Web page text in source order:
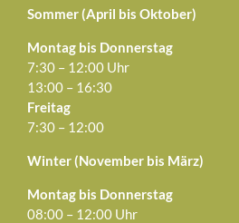
Sommer (April bis Oktober)
Montag bis Donnerstag
7:30 – 12:00 Uhr
13:00 – 16:30
Freitag
7:30 – 12:00
Winter (November bis März)
Montag bis Donnerstag
08:00 – 12:00 Uhr